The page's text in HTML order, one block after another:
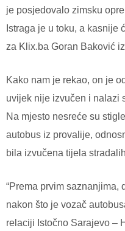
je posjedovalo zimsku
Istraga je u toku, a kasnije
za Klix.ba Goran Baković
Kako nam je rekao, on je
uvijek nije izvučen i nalazi
Na mjesto nesreće su
autobus iz provalije,
bila izvučena tijela
“Prema prvim saznanjima,
nakon što je vozač
relaciji Istočno Sarajevo –